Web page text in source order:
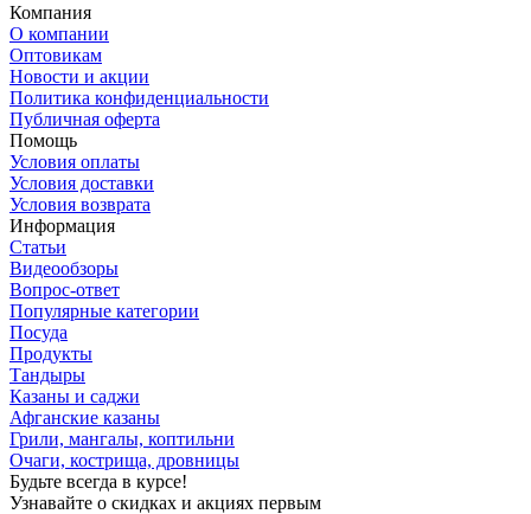
Компания
О компании
Оптовикам
Новости и акции
Политика конфиденциальности
Публичная оферта
Помощь
Условия оплаты
Условия доставки
Условия возврата
Информация
Статьи
Видеообзоры
Вопрос-ответ
Популярные категории
Посуда
Продукты
Тандыры
Казаны и саджи
Афганские казаны
Грили, мангалы, коптильни
Очаги, кострища, дровницы
Будьте всегда в курсе!
Узнавайте о скидках и акциях первым